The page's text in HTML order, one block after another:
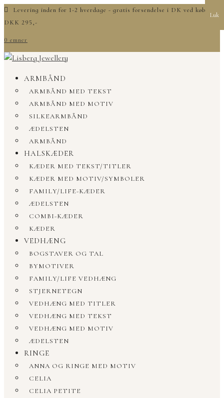
Levering inden for 1-2 hverdage - gratis forsendelse i DK ved køb over
DKK 295,-
0 emner
ARMBÅND
ARMBÅND MED TEKST
ARMBÅND MED MOTIV
SILKEARMBÅND
ÆDELSTEN
ARMBÅND
HALSKÆDER
KÆDER MED TEKST/TITLER
KÆDER MED MOTIV/SYMBOLER
FAMILY/LIFE-KÆDER
ÆDELSTEN
COMBI-KÆDER
KÆDER
VEDHÆNG
BOGSTAVER OG TAL
BYMOTIVER
FAMILY/LIFE VEDHÆNG
STJERNETEGN
VEDHÆNG MED TITLER
VEDHÆNG MED TEKST
VEDHÆNG MED MOTIV
ÆDELSTEN
RINGE
ANNA OG RINGE MED MOTIV
CELIA
CELIA PETITE
Luk